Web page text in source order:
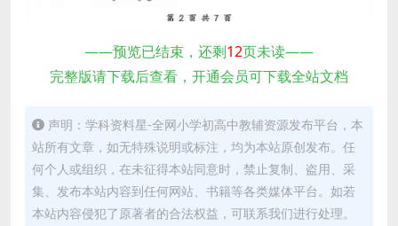
——预览已结束，还剩12页未读——
完整版请下载后查看，开通会员可下载全站文档
声明：学科资料星-全网小学初高中教辅资源发布平台，本
站所有文章，如无特殊说明或标注，均为本站原创发布。任
何个人或组织，在未征得本站同意时，禁止复制、盗用、采
集、发布本站内容到任何网站、书籍等各类媒体平台。如若
本站内容侵犯了原著者的合法权益，可联系我们进行处理。